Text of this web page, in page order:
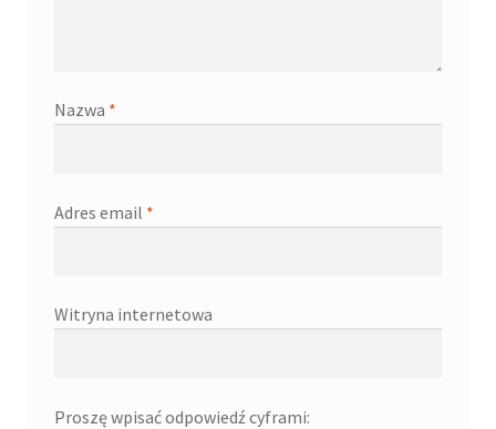
Nazwa *
Adres email *
Witryna internetowa
Proszę wpisać odpowiedź cyframi: